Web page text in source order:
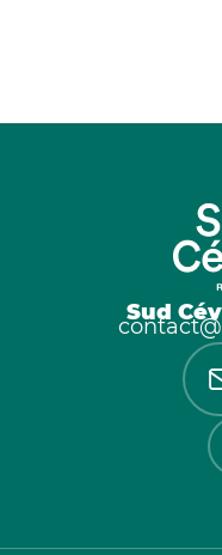
Sud